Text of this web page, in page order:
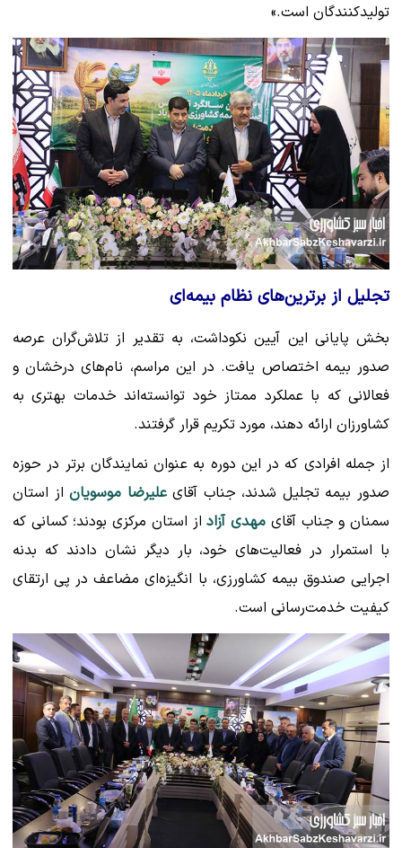
تولیدکنندگان است.»
تجلیل از برترین‌های نظام بیمه‌ای
بخش پایانی این آیین نکوداشت، به تقدیر از تلاش‌گران عرصه
صدور بیمه اختصاص یافت. در این مراسم، نام‌های درخشان و
فعالانی که با عملکرد ممتاز خود توانسته‌اند خدمات بهتری به
کشاورزان ارائه دهند، مورد تکریم قرار گرفتند.
از جمله افرادی که در این دوره به عنوان نمایندگان برتر در حوزه
صدور بیمه تجلیل شدند، جناب آقایعلیرضا موسویاناز استان
سمنان و جناب آقای مهدی آزاداز استان مرکزی بودند؛ کسانی که
با استمرار در فعالیت‌های خود، بار دیگر نشان دادند که بدنه
اجرایی صندوق بیمه کشاورزی، با انگیزه‌ای مضاعف در پی ارتقای
کیفیت خدمت‌رسانی است.